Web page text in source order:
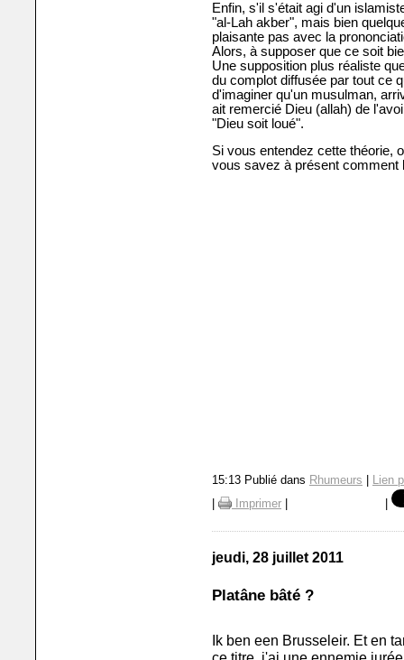
Enfin, s'il s'était agi d'un
"al-Lah akber", mais bien
plaisante pas avec la
Alors, à supposer que ce soit
Une supposition plus réaliste
du complot diffusée par tout ce
d'imaginer qu'un musulman,
ait remercié Dieu (allah) de
"Dieu soit loué".
Si vous entendez cette théorie,
vous savez à présent comment
15:13 Publié dans Rhumeurs
Lien
Imprimer
jeudi, 28 juillet 2011
Platâne bâté ?
Ik ben een Brusseleir. Et en